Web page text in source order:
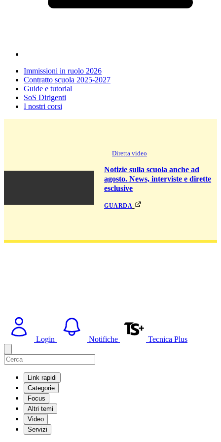
Immissioni in ruolo 2026
Contratto scuola 2025-2027
Guide e tutorial
SoS Dirigenti
I nostri corsi
Diretta video
Notizie sulla scuola anche ad
agosto. News, interviste e dirette
esclusive
guarda
Login Notifiche Tecnica Plus
Link rapidi
Categorie
Focus
Altri temi
Video
Servizi